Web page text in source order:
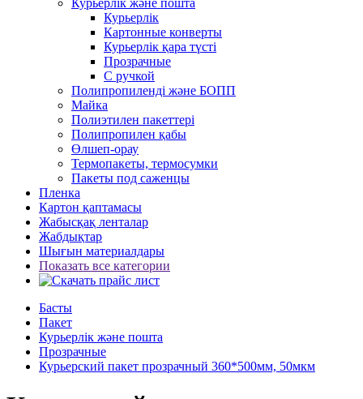
Курьерлік
Картонные конверты
Курьерлік қара түсті
Прозрачные
С ручкой
Полипропиленді және БОПП
Майка
Полиэтилен пакеттері
Полипропилен қабы
Өлшеп-орау
Термопакеты, термосумки
Пакеты под саженцы
Пленка
Картон қаптамасы
Жабысқақ ленталар
Жабдықтар
Шығын материалдары
Показать все категории
Басты
Пакет
Курьерлік және пошта
Прозрачные
Курьерский пакет прозрачный 360*500мм, 50мкм